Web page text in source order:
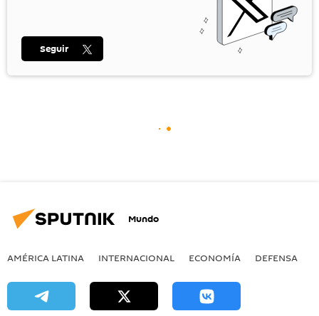
Seguir
Mundo
AMÉRICA LATINA INTERNACIONAL ECONOMÍA DEFENSA